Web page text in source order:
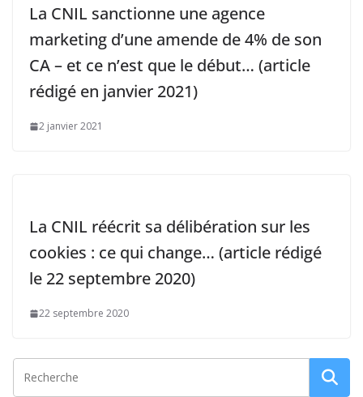
La CNIL sanctionne une agence
marketing d’une amende de 4% de son
CA – et ce n’est que le début… (article
rédigé en janvier 2021)
2 janvier 2021
La CNIL réécrit sa délibération sur les
cookies : ce qui change… (article rédigé
le 22 septembre 2020)
22 septembre 2020